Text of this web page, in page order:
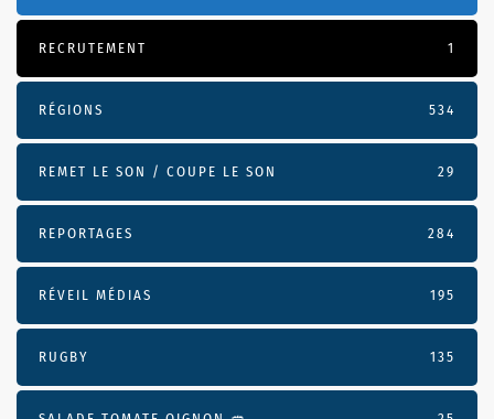
RECRUTEMENT 1
RÉGIONS 534
REMET LE SON / COUPE LE SON 29
REPORTAGES 284
RÉVEIL MÉDIAS 195
RUGBY 135